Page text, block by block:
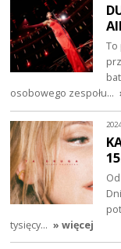
To
osobowego zespołu…
tysięcy… » więcej